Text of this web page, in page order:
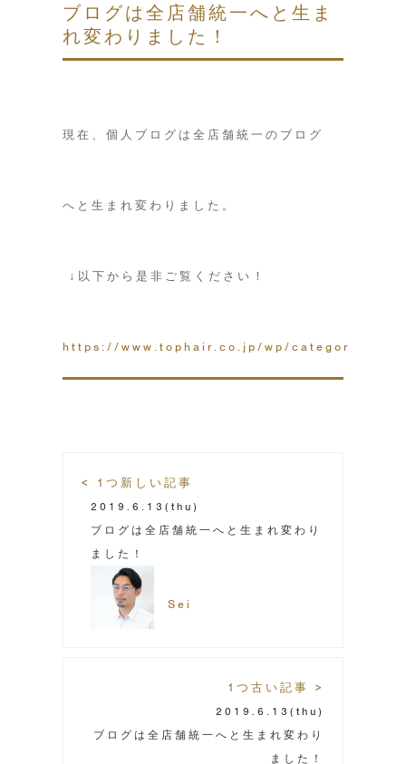
ブログは全店舗統一へと生ま
れ変わりました！
現在、個人ブログは全店舗統一のブログ
へと生まれ変わりました。
↓以下から是非ご覧ください！
https://www.tophair.co.jp/wp/category/blog/
< 1つ新しい記事
2019.6.13 (thu)
ブログは全店舗統一へと生まれ変わり
ました！
Sei
1つ古い記事 >
2019.6.13 (thu)
ブログは全店舗統一へと生まれ変わり
ました！